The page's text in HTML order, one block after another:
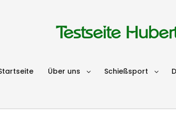
Testseite
Über uns Schießsport